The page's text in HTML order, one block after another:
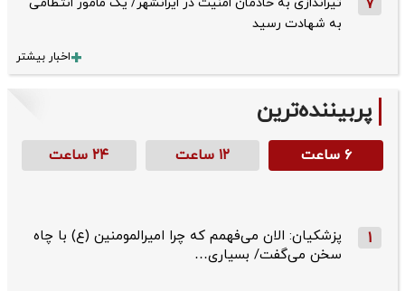
7
به شهادت رسید
اخبار بیشتر
پربیننده‌ترین
۶ ساعت ۱۲ ساعت ۲۴ ساعت
1
پزشکیان: الان می‌فهمم که چرا امیرالمومنین (ع) با چاه
سخن می‌گفت/ بسیاری…